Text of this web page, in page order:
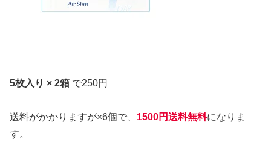
5枚入り × 2箱 で250円
送料がかかりますが×6個で、 1500円送料無料になりま
す。